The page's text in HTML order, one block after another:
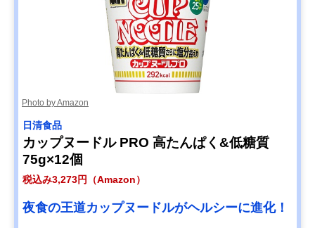
Photo by Amazon
日清食品
カップヌードル PRO 高たんぱく&低糖質
75g×12個
税込み3,273円（Amazon）
夜食の王道カップヌードルがヘルシーに進化！